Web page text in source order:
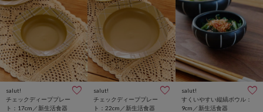
salut!
チェックディーププレー
ト：17cm／新生活食器
salut!
チェックディーププレー
ト：22cm／新生活食器
salut!
すくいやすい縦縞ボウル：
9cm／新生活食器